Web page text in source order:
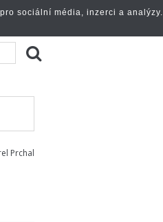
Prchal
sociální média, inzerci a analýzy.